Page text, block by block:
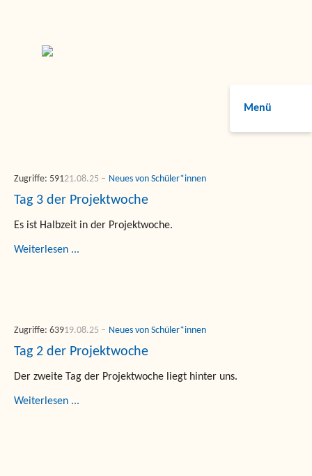
Menü
Tag 3 der Projektwoche
Es ist Halbzeit in der Projektwoche.
Neues von Schüler*innen
21.08.25
Zugriffe: 591
Weiterlesen ...
Tag 2 der Projektwoche
Der zweite Tag der Projektwoche liegt hinter uns.
Neues von Schüler*innen
19.08.25
Zugriffe: 639
Weiterlesen ...